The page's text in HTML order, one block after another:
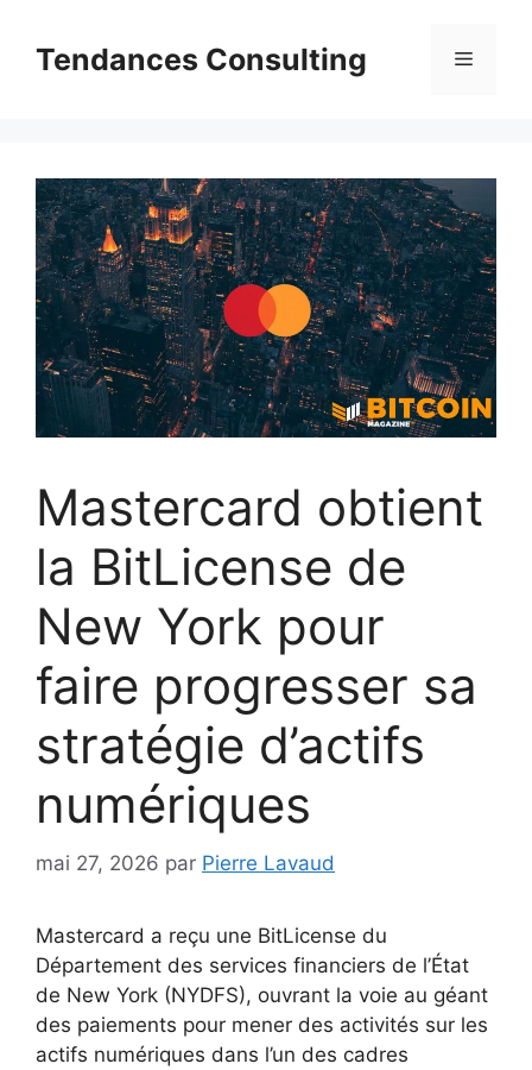
contenuTendances Consulting Menu
Mastercard obtient
la BitLicense de
New York pour
faire progresser sa
stratégie d’actifs
numériques
mai 27, 2026 par Pierre Lavaud
Mastercard a reçu une BitLicense du
Département des services financiers de l’État
de New York (NYDFS), ouvrant la voie au géant
des paiements pour mener des activités sur les
actifs numériques dans l’un des cadres